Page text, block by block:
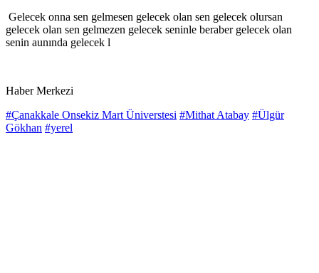
Gelecek onna sen gelmesen gelecek olan sen gelecek olursan
gelecek olan sen gelmezen gelecek seninle beraber gelecek olan
senin aunında gelecek l
Haber Merkezi
#Çanakkale Onsekiz Mart Üniverstesi #Mithat Atabay #Ülgür
Gökhan #yerel